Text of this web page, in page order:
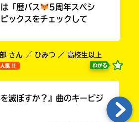
「歴バス
5周年スペシ
ックスをチェックして
さん ／ ひみつ ／ 高校生以上
人気 !! わかる
を滅ぼすか？』曲のキービジ